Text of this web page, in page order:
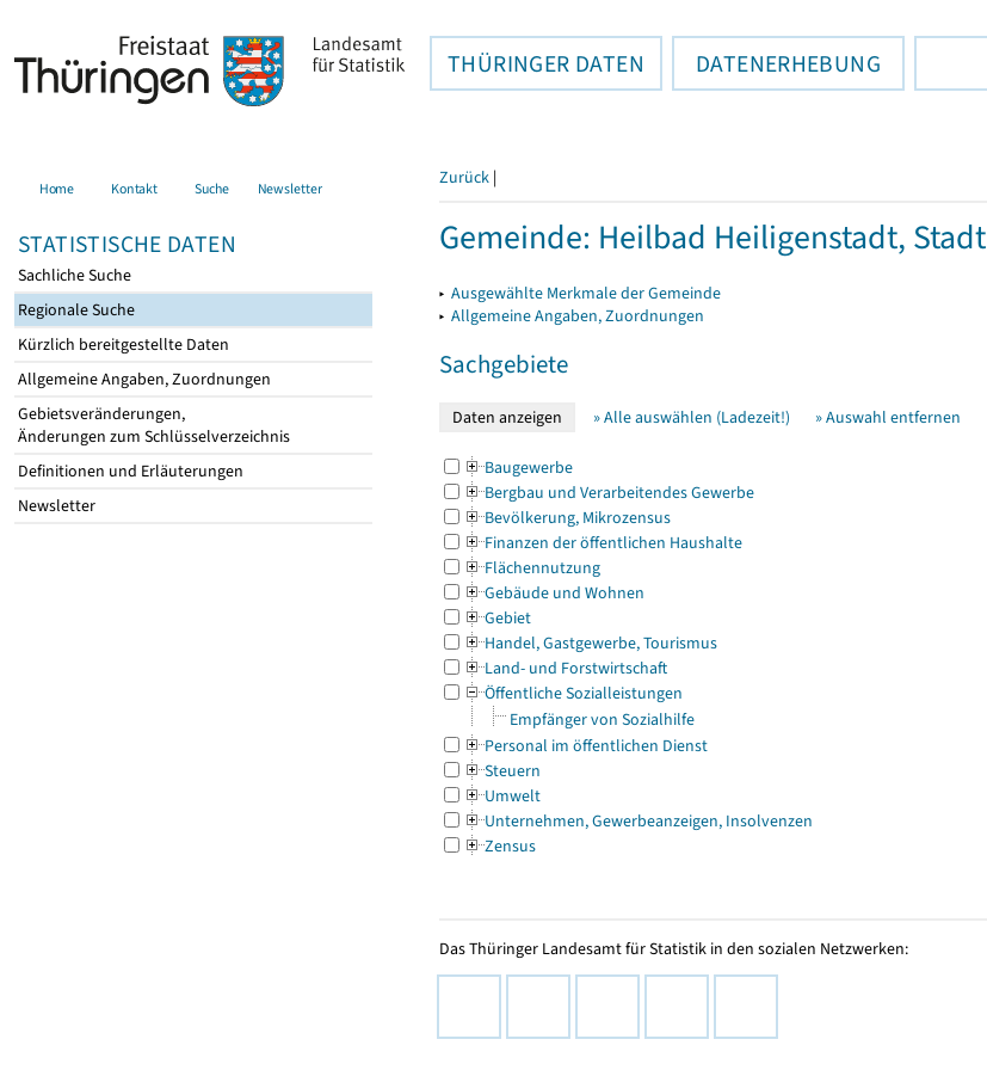
THÜRINGER DATEN DATENERHEBUNG
Home Kontakt Suche Newsletter
STATISTISCHE DATEN
Sachliche Suche
Regionale Suche
Kürzlich bereitgestellte Daten
Allgemeine Angaben, Zuordnungen
Gebietsveränderungen,
Änderungen zum Schlüsselverzeichnis
Definitionen und Erläuterungen
Newsletter
Zurück |
Gemeinde: Heilbad Heiligenstadt, Stadt
▸ Ausgewählte Merkmale der Gemeinde
▸ Allgemeine Angaben, Zuordnungen
Sachgebiete
» Alle auswählen (Ladezeit!) » Auswahl entfernen
Baugewerbe
Bergbau und Verarbeitendes Gewerbe
Bevölkerung, Mikrozensus
Finanzen der öffentlichen Haushalte
Flächennutzung
Gebäude und Wohnen
Gebiet
Handel, Gastgewerbe, Tourismus
Land- und Forstwirtschaft
Öffentliche Sozialleistungen
Empfänger von Sozialhilfe
Personal im öffentlichen Dienst
Steuern
Umwelt
Unternehmen, Gewerbeanzeigen, Insolvenzen
Zensus
Das Thüringer Landesamt für Statistik in den sozialen Netzwerken: